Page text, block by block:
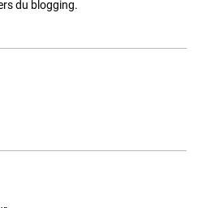
du blogging.